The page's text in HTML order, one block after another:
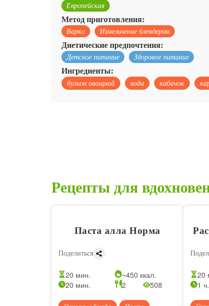
Европейская
Метод приготовления:
Варка Измельчение блендером
Диетические предпочтения:
Детское питание Здоровое питание
Ингредиенты:
бульон овощной вода кабачок
Рецепты для
Паста алла Норма
Поделиться
20 мин.
~450 ккал.
20 мин.
2 508
20
1 ч.